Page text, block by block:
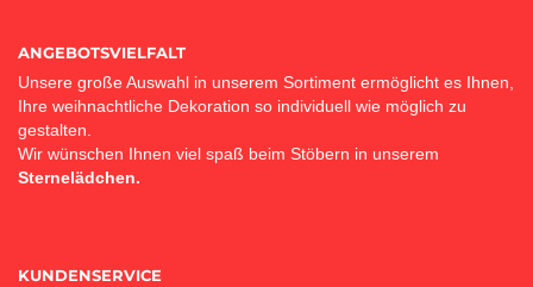
ANGEBOTSVIELFALT
Unsere große Auswahl in unserem Sortiment ermöglicht es Ihnen,
Ihre weihnachtliche Dekoration so individuell wie möglich zu
gestalten.
Wir wünschen Ihnen viel spaß beim Stöbern in unserem
Sternelädchen.
KUNDENSERVICE